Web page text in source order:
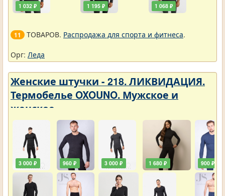
1 032 ₽ 1 195 ₽ 1 068 ₽
11 ТОВАРОВ. Распродажа для спорта и фитнеса.
Орг: Леда
Женские штучки - 218. ЛИКВИДАЦИЯ.
Термобелье OXOUNO. Мужское и
женское
3 000 ₽ 960 ₽ 3 000 ₽ 1 680 ₽ 900 ₽